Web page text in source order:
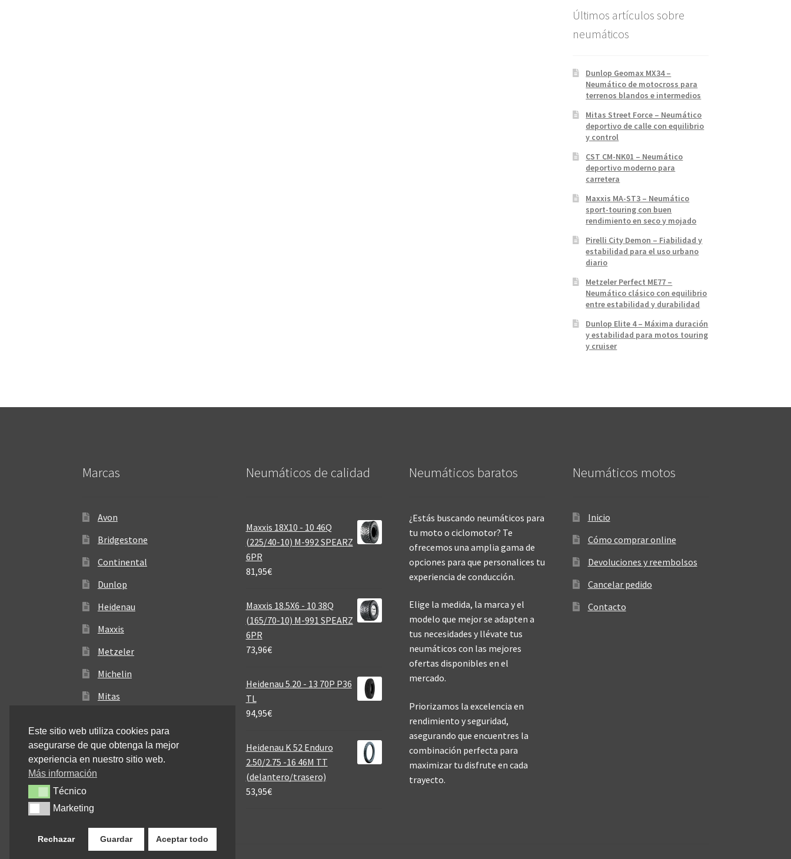
Últimos artículos sobre
neumáticos
Dunlop Geomax MX34 –
Neumático de motocross para
terrenos blandos e intermedios
Mitas Street Force – Neumático
deportivo de calle con equilibrio
y control
CST CM-NK01 – Neumático
deportivo moderno para
carretera
Maxxis MA-ST3 – Neumático
sport-touring con buen
rendimiento en seco y mojado
Pirelli City Demon – Fiabilidad y
estabilidad para el uso urbano
diario
Metzeler Perfect ME77 –
Neumático clásico con equilibrio
entre estabilidad y durabilidad
Dunlop Elite 4 – Máxima duración
y estabilidad para motos touring
y cruiser
Marcas
Avon
Bridgestone
Continental
Dunlop
Heidenau
Maxxis
Metzeler
Michelin
Mitas
Neumáticos de calidad‎
Maxxis 18X10 - 10 46Q
(225/40-10) M-992 SPEARZ
6PR
81,95€
Maxxis 18.5X6 - 10 38Q
(165/70-10) M-991 SPEARZ
6PR
73,96€
Heidenau 5.20 - 13 70P P36
TL
94,95€
Heidenau K 52 Enduro
2.50/2.75 -16 46M TT
(delantero/trasero)
53,95€
Neumáticos baratos
¿Estás buscando neumáticos para
tu moto o ciclomotor? Te
ofrecemos una amplia gama de
opciones para que personalices tu
experiencia de conducción.
Elige la medida, la marca y el
modelo que mejor se adapten a
tus necesidades y llévate tus
neumáticos con las mejores
ofertas disponibles en el
mercado.
Priorizamos la excelencia en
rendimiento y seguridad,
asegurando que encuentres la
combinación perfecta para
maximizar tu disfrute en cada
trayecto.
Neumáticos motos
Inicio
Cómo comprar online
Devoluciones y reembolsos
Cancelar pedido
Contacto
Este sitio web utiliza cookies para
asegurarse de que obtenga la mejor
experiencia en nuestro sitio web.
Más información
TécnicoTécnico
MarketingMarketing
Rechazar Guardar Aceptar todo